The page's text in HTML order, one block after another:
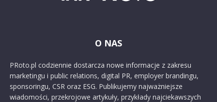
O NAS
PRoto.pl codziennie dostarcza nowe informacje z zakresu
marketingu i public relations, digital PR, employer brandingu,
sponsoringu, CSR oraz ESG. Publikujemy najważniejsze
wiadomości, przekrojowe artykuły, przykłady najciekawszych